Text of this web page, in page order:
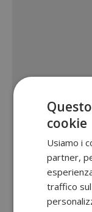
cookie
Usiamo i
partner,
traffico